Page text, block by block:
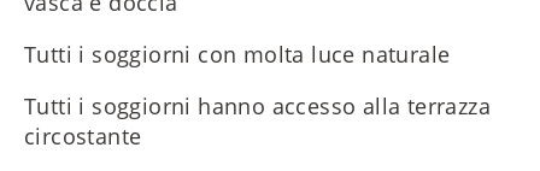
Tutti i soggiorni con molta luce naturale
Tutti i soggiorni hanno accesso alla terrazza
circostante